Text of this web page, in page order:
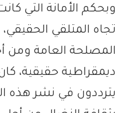
وبحكم الأمانة التي
تجاه المتلقي
المصلحة العامة
ديمقراطية حقيقية،
يترددون في نشر هذه